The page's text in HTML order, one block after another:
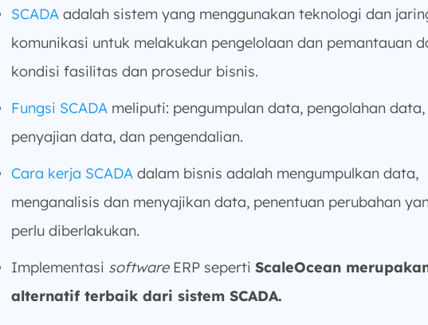
SCADA adalah sistem yang menggunakan teknologi dan
komunikasi untuk melakukan pengelolaan dan pemantauan
kondisi fasilitas dan prosedur bisnis.
Fungsi SCADA meliputi: pengumpulan data, pengolahan data,
penyajian data, dan pengendalian.
Cara kerja SCADA dalam bisnis adalah mengumpulkan data,
menganalisis dan menyajikan data, penentuan perubahan
perlu diberlakukan.
Implementasi softwareERP seperti ScaleOcean
alternatif terbaik dari sistem SCADA.